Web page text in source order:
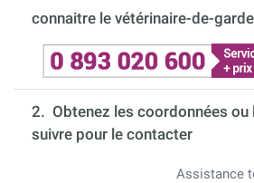
connaitre le vétérinaire-de-
2. Obtenez les coordonnées ou
suivre pour le contacter
Assistance